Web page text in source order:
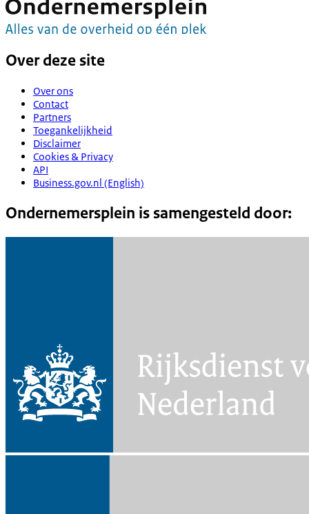
Over deze site
Over ons
Contact
Partners
Toegankelijkheid
Disclaimer
Cookies & Privacy
API
Business.gov.nl (English)
Ondernemersplein is samengesteld door: